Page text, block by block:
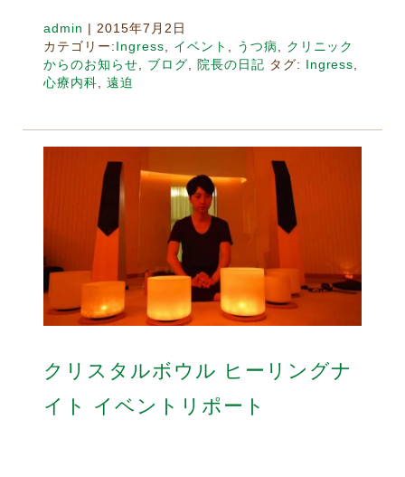
admin | 2015年7月2日
カテゴリー:Ingress イベント うつ病
クリニック
からのお知らせ
ブログ 院長の日記 タグ: Ingress
心療内科
遠迫
クリスタルボウル ヒーリングナ
イト イベントリポート